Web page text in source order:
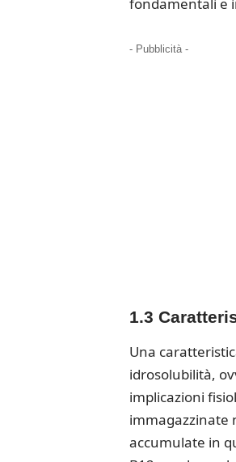
fondamentali e
- Pubblicità -
1.3
Una
idrosolubilità,
implicazioni
immagazzinate
accumulate in